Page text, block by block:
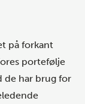
på forkant
portefølje
de har brug for